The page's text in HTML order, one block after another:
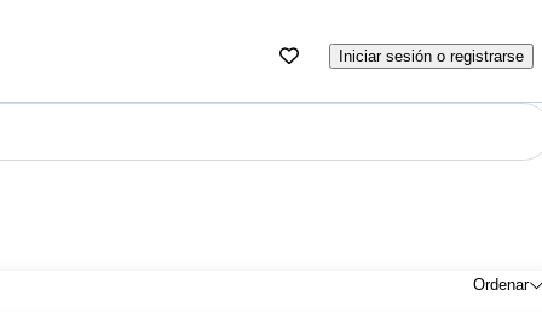
Iniciar sesión o registrarse
Ordenar